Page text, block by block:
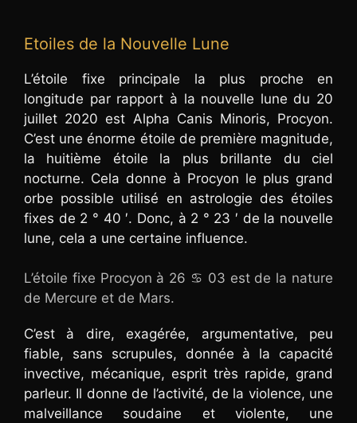
Etoiles de la Nouvelle Lune
L’étoile fixe principale la plus proche en
longitude par rapport à la nouvelle lune du 20
juillet 2020 est Alpha Canis Minoris, Procyon.
C’est une énorme étoile de première magnitude,
la huitième étoile la plus brillante du ciel
nocturne. Cela donne à Procyon le plus grand
orbe possible utilisé en astrologie des étoiles
fixes de 2 ° 40 ′. Donc, à 2 ° 23 ′ de la nouvelle
lune, cela a une certaine influence.
L’étoile fixe Procyon à 26 ♋ 03 est de la nature
de Mercure et de Mars.
C’est à dire, exagérée, argumentative, peu
fiable, sans scrupules, donnée à la capacité
invective, mécanique, esprit très rapide, grand
parleur. Il donne de l’activité, de la violence, une
malveillance soudaine et violente, une